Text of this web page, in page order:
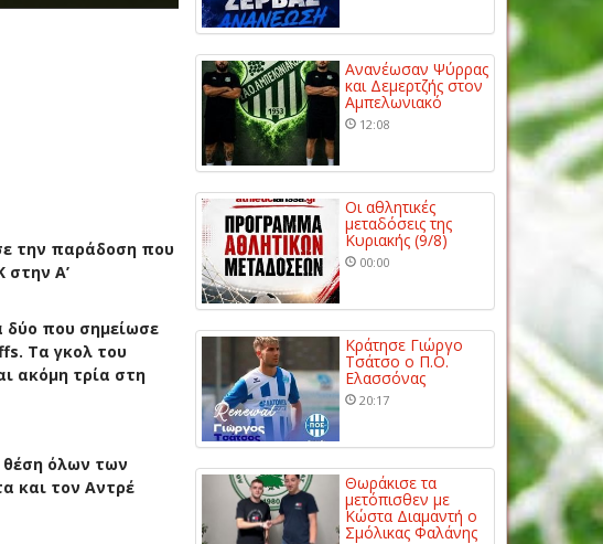
την παράδοση που
στην Α’
δύο που σημείωσε
Τα γκολ του
ακόμη τρία στη
θέση όλων των
και τον Αντρέ
Ανανέωσαν Ψύρρας
και Δεμερτζής στον
Αμπελωνιακό
12:08
Οι αθλητικές
μεταδόσεις της
Κυριακής (9/8)
00:00
Κράτησε Γιώργο
Τσάτσο ο Π.Ο.
Ελασσόνας
20:17
Θωράκισε τα
μετόπισθεν με
Κώστα Διαμαντή ο
Σμόλικας Φαλάνης